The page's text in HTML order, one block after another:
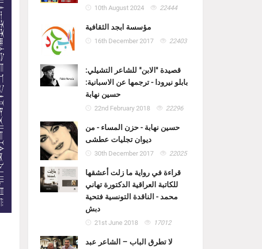
10th August 2024 22444
مؤسسة ابجد الثقافية
16th December 2017 22403
قصيدة "الابن" للشاعر التشيلي:
بابلو نيرودا - ترجمها عن الاسبانية:
حسين نهابة
22nd February 2018 22296
حسين نهابة - حزن المساء - من
ديوان تجليات عطشى
30th December 2017 22025
قراءة في رواية ما زلت أعشقها
للكاتبة العراقية الدكتورة تهاني
محمد - الناقدة التونسية فتحية
دبش
21st June 2018 17012
لا تطرق الباب – الشاعر عبد